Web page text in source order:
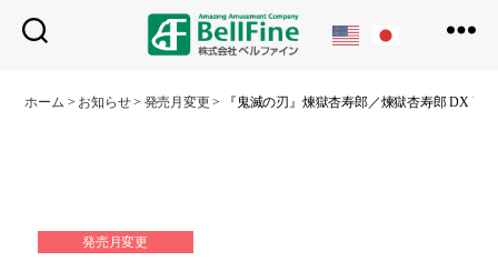
フ
ホーム > お知らせ> 発売月変更 > 『鬼滅の刃』煉獄杏寿郎／煉獄杏寿郎 DX
発売月変更